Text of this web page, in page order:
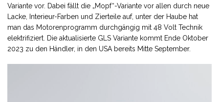
Variante vor. Dabei fällt die „Mopf“-Variante vor allen durch neue
Lacke, Interieur-Farben und Zierteile auf, unter der Haube hat
man das Motorenprogramm durchgängig mit 48 Volt Technik
elektrifiziert. Die aktualisierte GLS Variante kommt Ende Oktober
2023 zu den Händler, in den USA bereits Mitte September.